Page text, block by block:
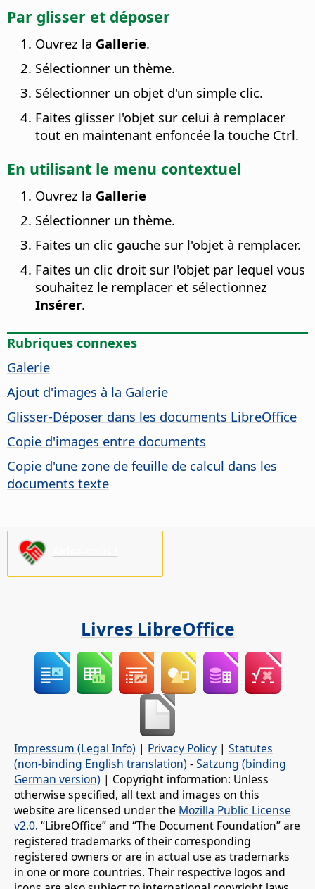
Par glisser et déposer
Ouvrez la Gallerie.
Sélectionner un thème.
Sélectionner un objet d'un simple clic.
Faites glisser l'objet sur celui à remplacer
tout en maintenant enfoncée la touche Ctrl.
En utilisant le menu contextuel
Ouvrez la Gallerie
Sélectionner un thème.
Faites un clic gauche sur l'objet à remplacer.
Faites un clic droit sur l'objet par lequel vous
souhaitez le remplacer et sélectionnez
Insérer.
Rubriques connexes
Galerie
Ajout d'images à la Galerie
Glisser-Déposer dans les documents LibreOffice
Copie d'images entre documents
Copie d'une zone de feuille de calcul dans les
documents texte
Livres LibreOffice
Impressum (Legal Info) | Privacy Policy | Statutes
(non-binding English translation) -Satzung (binding
German version) | Copyright information: Unless
otherwise specified, all text and images on this
website are licensed under the Mozilla Public License
v2.0. “LibreOffice” and “The Document Foundation” are
registered trademarks of their corresponding
registered owners or are in actual use as trademarks
in one or more countries. Their respective logos and